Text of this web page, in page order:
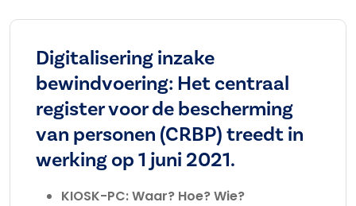
Digitalisering inzake
bewindvoering: Het centraal
register voor de bescherming
van personen (CRBP) treedt in
werking op 1 juni 2021.
KIOSK-PC: Waar? Hoe? Wie?